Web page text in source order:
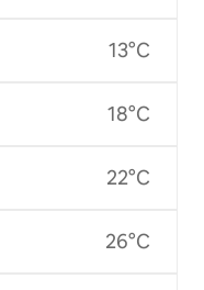
13°C
18°C
22°C
26°C